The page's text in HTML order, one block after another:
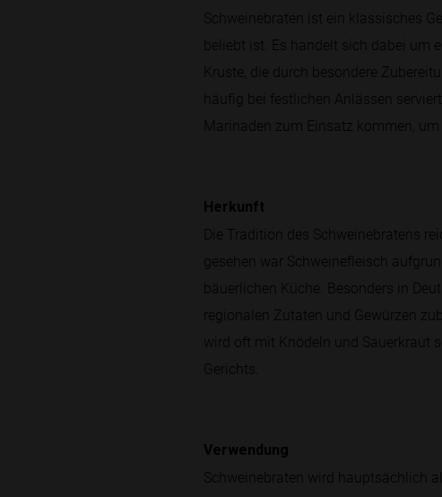
Schweinebraten ist ein klassisches
beliebt ist. Es handelt sich dabei um
Kruste, die durch besondere
häufig bei festlichen Anlässen
Marinaden zum Einsatz kommen,
Herkunft
Die Tradition des Schweinebratens
gesehen war Schweinefleisch
bäuerlichen Küche. Besonders in
regionalen Zutaten und Gewürzen
wird oft mit Knödeln und Sauerkraut
Gerichts.
Verwendung
Schweinebraten wird hauptsächlich